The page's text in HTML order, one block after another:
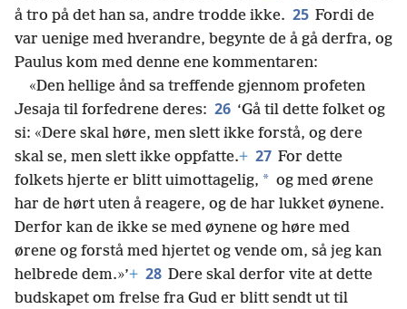
å tro på det han sa, andre trodde ikke. 25 Fordi de
var uenige med hverandre, begynte de å gå derfra, og
Paulus kom med denne ene kommentaren:
«Den hellige ånd sa treffende gjennom profeten
Jesaja til forfedrene deres: 26 ‘Gå til dette folket og
si: «Dere skal høre, men slett ikke forstå, og dere
skal se, men slett ikke oppfatte.+ 27 For dette
folkets hjerte er blitt uimottagelig, * og med ørene
har de hørt uten å reagere, og de har lukket øynene.
Derfor kan de ikke se med øynene og høre med
ørene og forstå med hjertet og vende om, så jeg kan
helbrede dem.»’+ 28 Dere skal derfor vite at dette
budskapet om frelse fra Gud er blitt sendt ut til